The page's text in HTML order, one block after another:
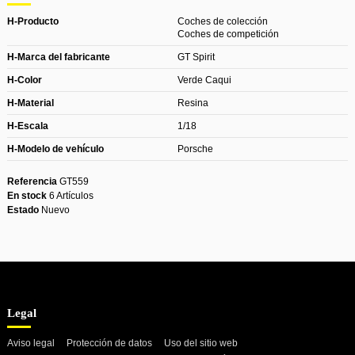
H-Producto
Coches de colección
Coches de competición
H-Marca del fabricante GT Spirit
H-Color Verde Caqui
H-Material Resina
H-Escala 1/18
H-Modelo de vehículo Porsche
Referencia GT559
En stock 6 Artículos
Estado Nuevo
Legal
Aviso legal Protección de datos
Uso del sitio web